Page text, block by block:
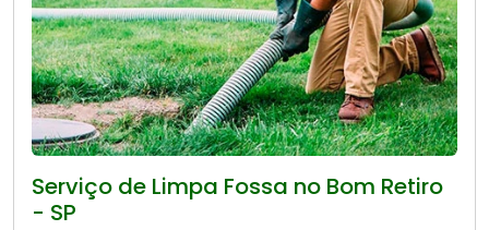
Serviço de Limpa Fossa no Bom Retiro
- SP